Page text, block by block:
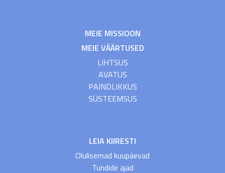
MEIE MISSIOON
MEIE VÄÄRTUSED
LIHTSUS
AVATUS
PAINDLIKKUS
SÜSTEEMSUS
LEIA KIIRESTI
Olulisemad kuupäevad
Tundide ajad